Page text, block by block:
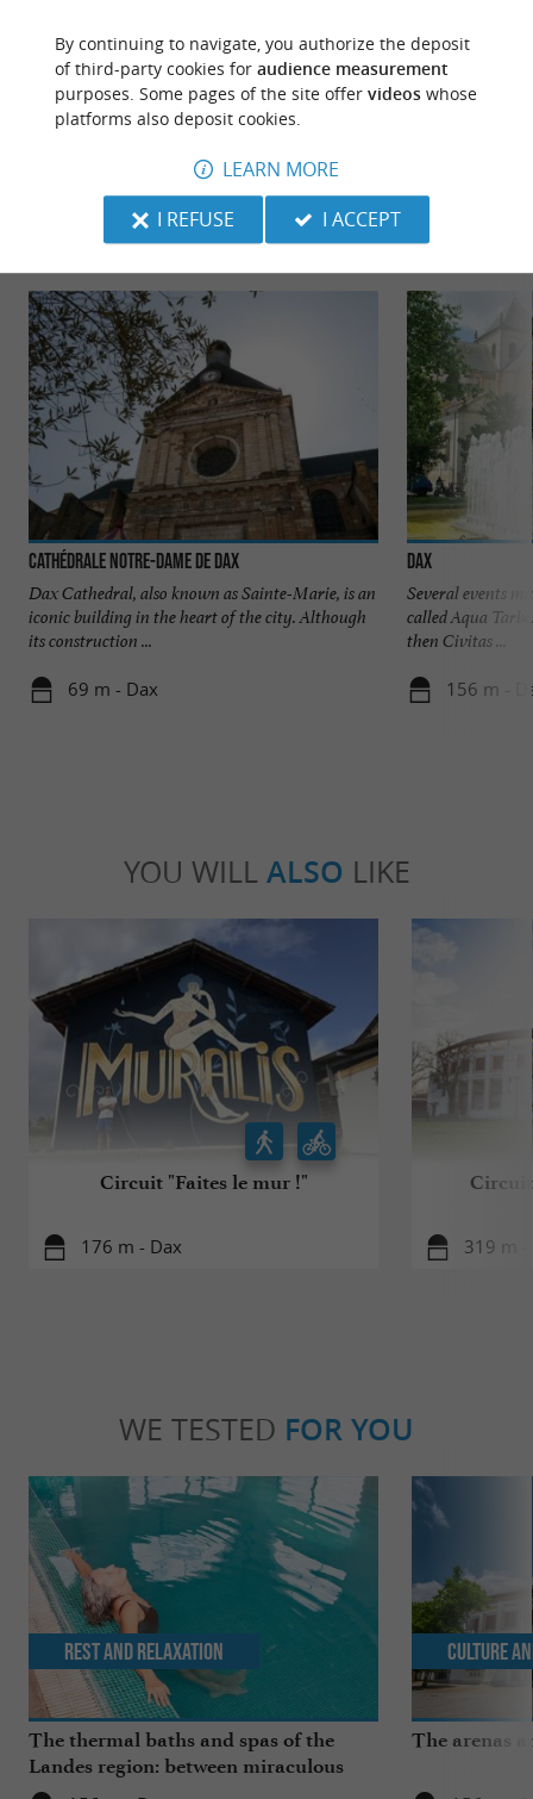
TO DISCOVERAROUND
Information Accommodation
Cathédrale Notre-Dame de Dax
Dax Cathedral, also known as Sainte-Marie, is an
iconic building in the heart of the city. Although
its construction ...
69 m - Dax
Dax
Several events
called Aqua
then Civitas ...
156 m -
YOU WILL ALSO LIKE
Circuit "Faites le mur !"
176 m - Dax 319 m -
WE TESTED FOR YOU
The thermal baths and spas of the
Landes region: between miraculous
springs and wellness breaks
Rest and relaxation
The arenas
Culture
By continuing to navigate, you authorize the deposit
of third-party cookies for audience measurement
purposes. Some pages of the site offer videoswhose
platforms also deposit cookies.
LEARN MORE
I REFUSE
I ACCEPT